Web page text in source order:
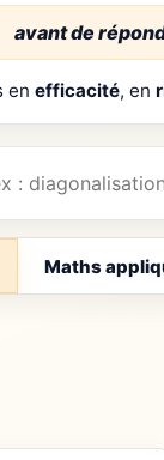
avant de
en efficacité, en
Maths